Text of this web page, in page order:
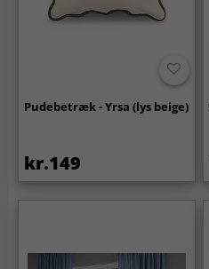
Pudebetræk - Yrsa (lys beige)
kr.149